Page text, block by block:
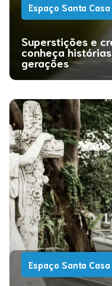
Espaço Santa Casa
Superstições e
conheça
gerações
Espaço Santa Casa